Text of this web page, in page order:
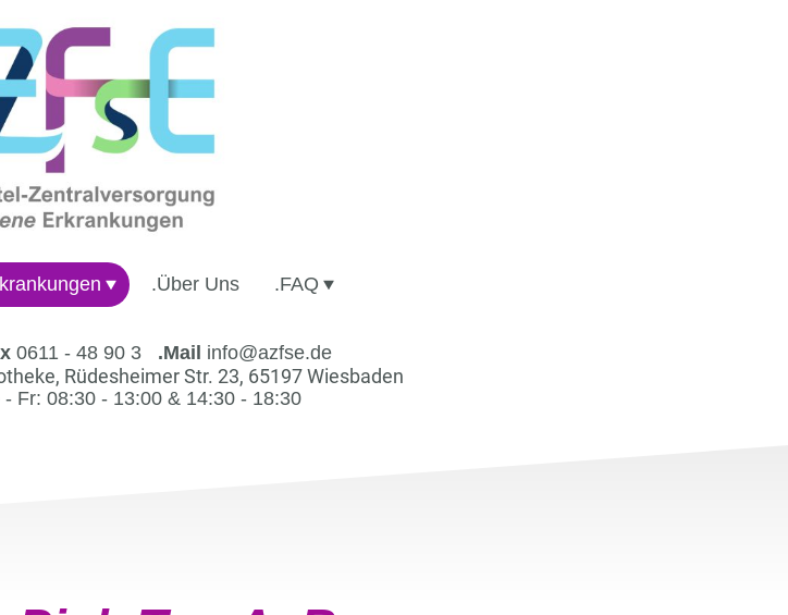
.Über Uns .FAQ
0611 - 48 90 3 .Mail info@azfse.de
Rüdesheimer Str. 23, 65197 Wiesbaden
- Fr: 08:30 - 13:00 & 14:30 - 18:30